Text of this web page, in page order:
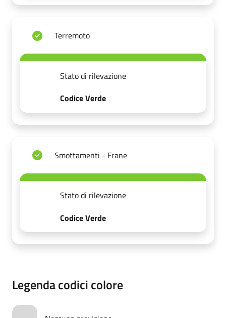
Terremoto
Stato di rilevazione
Codice Verde
Smottamenti - Frane
Stato di rilevazione
Codice Verde
Legenda codici colore